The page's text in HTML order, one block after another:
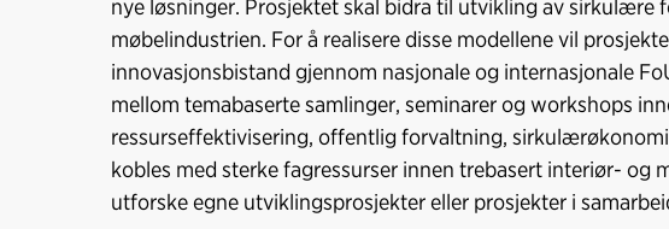
nye løsninger. Prosjektet skal bidra til utvikling av
møbelindustrien. For å realisere disse modellene vil
innovasjonsbistand gjennom nasjonale og internasjonale
mellom temabaserte samlinger, seminarer og workshops
ressurseffektivisering, offentlig forvaltning,
kobles med sterke fagressurser innen trebasert interiør- og
utforske egne utviklingsprosjekter eller prosjekter i